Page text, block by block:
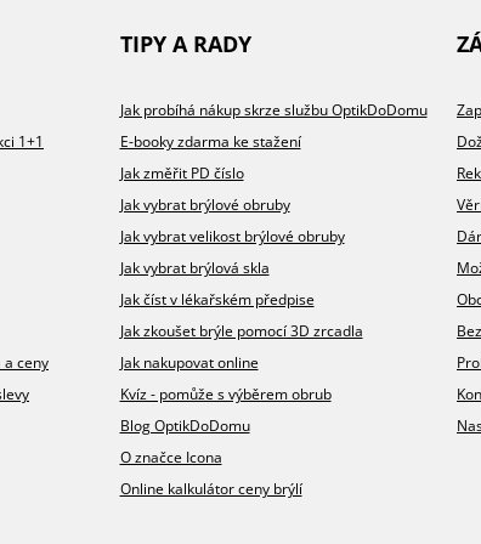
1+1
a ceny
TIPY A RADY
Jak probíhá nákup skrze službu OptikDoDomu
E-booky zdarma ke stažení
Jak změřit PD číslo
Jak vybrat brýlové obruby
Jak vybrat velikost brýlové obruby
Jak vybrat brýlová skla
Jak číst v lékařském předpise
Jak zkoušet brýle pomocí 3D zrcadla
Jak nakupovat online
Kvíz - pomůže s výběrem obrub
Blog OptikDoDomu
O značce Icona
Online kalkulátor ceny brýlí